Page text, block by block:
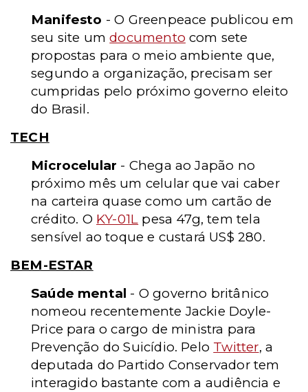
Manifesto - O Greenpeace publicou em
seu site umdocumento com sete
propostas para o meio ambiente que,
segundo a organização, precisam ser
cumpridas pelo próximo governo eleito
do Brasil.
TECH
Microcelular - Chega ao Japão no
próximo mês um celular que vai caber
na carteira quase como um cartão de
crédito. O KY-01L pesa 47g, tem tela
sensível ao toque e custará US$ 280.
BEM-ESTAR
Saúde mental - O governo britânico
nomeou recentemente Jackie Doyle-
Price para o cargo de ministra para
Prevenção do Suicídio. Pelo Twitter, a
deputada do Partido Conservador tem
interagido bastante com a audiência e